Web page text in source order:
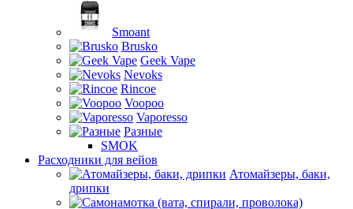
Smoant
Brusko
Geek Vape
Nevoks
Rincoe
Voopoo
Vaporesso
Разные
SMOK
Расходники для вейов
Атомайзеры, баки,
дрипки